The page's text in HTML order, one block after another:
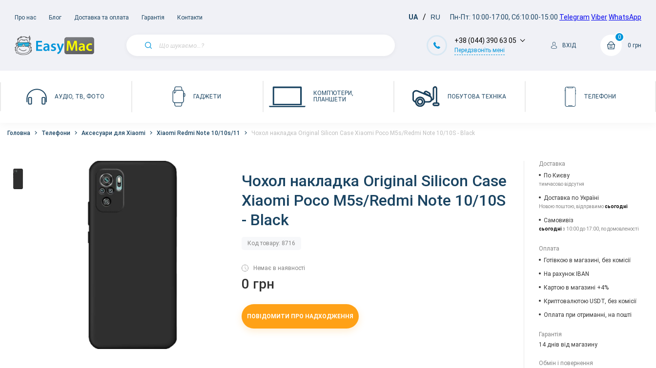
Про нас Блог Доставка та оплата Гарантія Контакти UA RU Пн-Пт: 10:00-17:00, Сб:10:00-15:00 Telegram ViberWhatsApp
+38 (044) 390 63 05
Передзвоніть мені
ВХІД
0
0 грн
АУДІО, ТВ, ФОТО ГАДЖЕТИ
КОМП'ЮТЕРИ,
ПЛАНШЕТИ
ПОБУТОВА ТЕХНІКА ТЕЛЕФОНИ
Головна Телефони Аксесуари для Xiaomi Xiaomi Redmi Note 10/10s/11 Чохол накладка Original Silicon Case Xiaomi Poco M5s/Redmi Note 10/10S - Black
Чохол накладка Original Silicon Case
Xiaomi Poco M5s/Redmi Note 10/10S
- Black
Код товару: 8716
Немає в наявності
0 грн
ПОВІДОМИТИ ПРО НАДХОДЖЕННЯ
Доставка
По Києву
тимчасово відсутня
Доставка по Україні
Новою поштою, відправимосьогодні
Самовивіз
сьогодніз 10:00 до 17:00, по домовленості
Оплата
Готівкою в магазині, без комісії
На рахунок IBAN
Картою в магазині +4%
Криптовалютою USDT, без комісії
Оплата при отриманні, на пошті
Гарантія
14 днів від магазину
Обмін і повернення